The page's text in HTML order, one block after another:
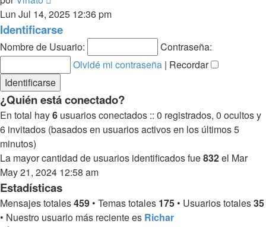
último
mensaje
Lun Jul 14, 2025 12:36 pm
Identificarse
Nombre de Usuario:
Contraseña:
Olvidé mi contraseña | Recordar
¿Quién está conectado?
En total hay6 usuarios conectados :: 0 registrados, 0 ocultos y
6 invitados (basados en usuarios activos en los últimos 5
minutos)
La mayor cantidad de usuarios identificados fue832el Mar
May 21, 2024 12:58 am
Estadísticas
Mensajes totales459 • Temas totales 175 • Usuarios totales35
• Nuestro usuario más reciente es Richar